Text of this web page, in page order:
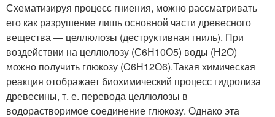
Схематизируя процесс гниения, можно рассматривать
его как разрушение лишь основной части древесного
вещества — целлюлозы (деструктивная гниль). При
воздействии на целлюлозу (С6Н10О5) воды (Н2О)
можно получить глюкозу (C6H12О6).Такая химическая
реакция отображает биохимический процесс гидролиза
древесины, т. е. перевода целлюлозы в
водорастворимое соединение глюкозу. Однако эта